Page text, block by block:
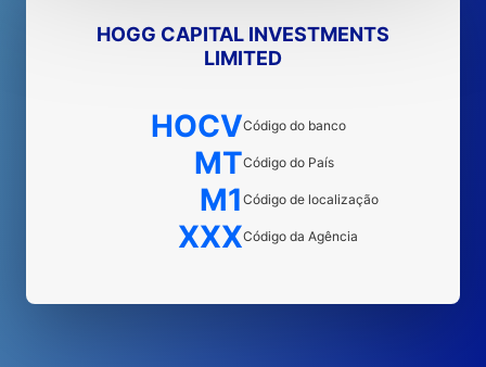
HOGG CAPITAL INVESTMENTS
LIMITED
HOCVCódigo do banco
MTCódigo do País
M1 Código de localização
XXXCódigo da Agência